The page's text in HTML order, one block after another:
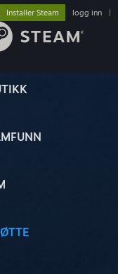
Installer Steam logg inn